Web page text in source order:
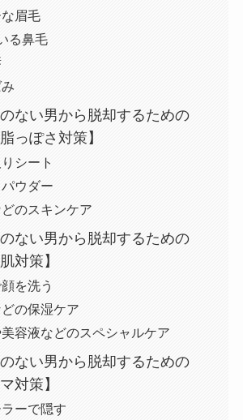
眉毛
る鼻毛
ない男から脱却するための
っぽさ対策】
シート
ウダー
のスキンケア
ない男から脱却するための
対策】
を洗う
の保湿ケア
容液などのスペシャルケア
ない男から脱却するための
対策】
ーで隠す